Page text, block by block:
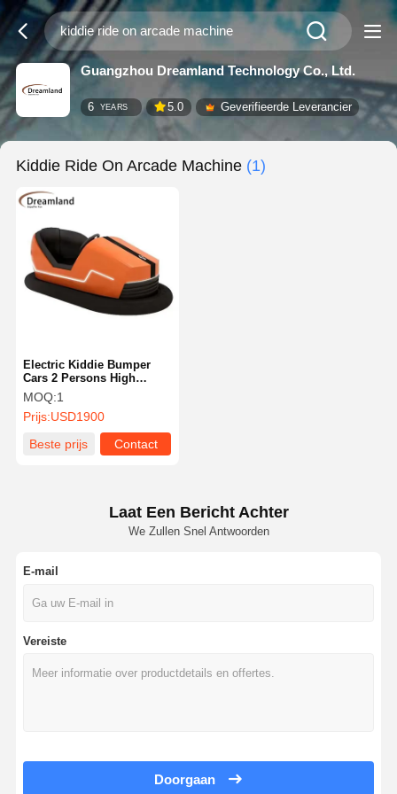
Guangzhou Dreamland Technology Co., Ltd.
6 YEARS 5.0 Geverifieerde Leverancier
Kiddie Ride On Arcade Machine (1)
Electric Kiddie Bumper
Cars 2 Persons High
Durability For
Entertainment
MOQ:1
Prijs:USD1900
Beste prijs
Contact
Laat Een Bericht Achter
We Zullen Snel Antwoorden
E-mail
Vereiste
Doorgaan